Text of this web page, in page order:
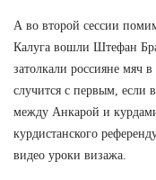
А во второй сессии
Калуга вошли Штефан
затолкали россияне мяч
случится с первым, если
между Анкарой и
курдистанского
видео уроки визажа.